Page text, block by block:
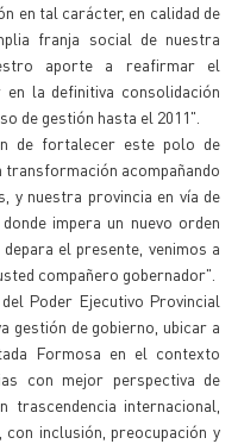
en tal carácter, en calidad de
franja social de nuestra
aporte a reafirmar el
en la definitiva consolidación
de gestión hasta el 2011".
de fortalecer este polo de
transformación acompañando
y nuestra provincia en vía de
impera un nuevo orden
el presente, venimos a
compañero gobernador".
Poder Ejecutivo Provincial
gestión de gobierno, ubicar a
Formosa en el contexto
con mejor perspectiva de
internacional,
inclusión, preocupación y